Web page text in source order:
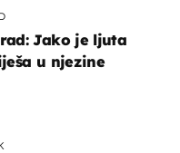
Jako je ljuta
u njezine